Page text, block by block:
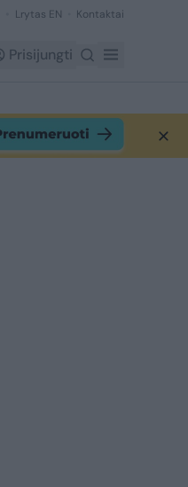
Lrytas EN Kontaktai
Prisijungti